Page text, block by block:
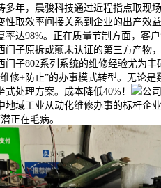
多年，晨骏科技通过近程指点取现
性取效率间接关系到企业的出产效
率达98%。正在质量节制方面，客
门子原拆或颠末认证的第三方产物
门子802系列系统的维修经验尤为
修+防止”的办事模式转型。无论
处理方案。成本降低40%！
公
地域工业从动化维修办事的标杆企
正在毛病。